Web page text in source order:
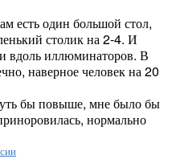
есть один большой стол,
столик на 2-4. И
вдоль иллюминаторов. В
наверное человек на 20
бы повыше, мне было бы
нормально